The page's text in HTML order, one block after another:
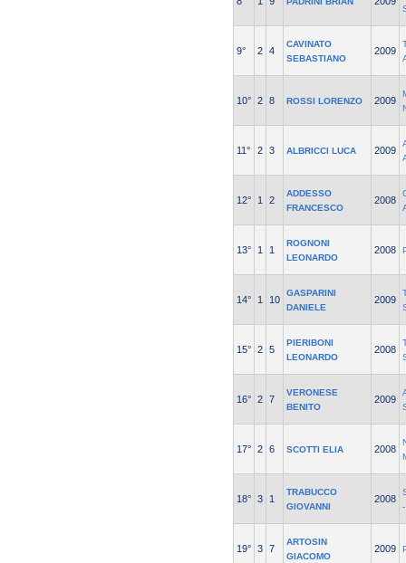
9° 2 4
CAVINATO
SEBASTIANO
2009
10° 2 8 ROSSI LORENZO 2009
11° 2 3 ALBRICCI LUCA 2009
12° 1 2
ADDESSO
FRANCESCO
2008
13° 1 1
ROGNONI
LEONARDO
2008
14° 1 10
GASPARINI
DANIELE
2009
15° 2 5
PIERIBONI
LEONARDO
2008
16° 2 7
VERONESE
BENITO
2009
17° 2 6 SCOTTI ELIA 2008
18° 3 1
TRABUCCO
GIOVANNI
2008
19° 3 7
ARTOSIN
GIACOMO
2009